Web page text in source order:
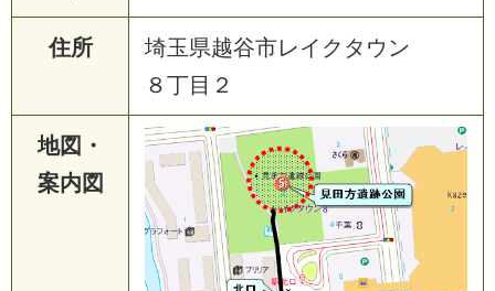
住所
埼玉県越谷市レイクタウン
８丁目２
地図・
案内図